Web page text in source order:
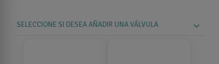
SELECCIONE SI DESEA AÑADIR UNA VÁLVULA expand_more